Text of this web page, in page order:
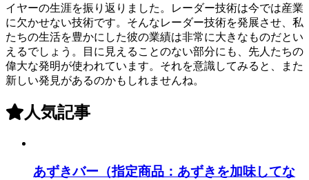
イヤーの生涯を振り返りました。レーダー技術は今では産業
に欠かせない技術です。そんなレーダー技術を発展させ、私
たちの生活を豊かにした彼の業績は非常に大きなものだとい
えるでしょう。目に見えることのない部分にも、先人たちの
偉大な発明が使われています。それを意識してみると、また
新しい発見があるのかもしれませんね。
人気記事
あずきバー（指定商品：あずきを加味してな